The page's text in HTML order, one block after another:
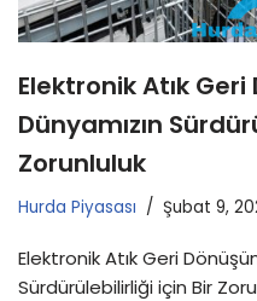
Elektronik Atık
Dünyamızın
Zorunluluk
Hurda Piyasası Şubat 9,
Elektronik Atık Geri
Sürdürülebilirliği için Bir